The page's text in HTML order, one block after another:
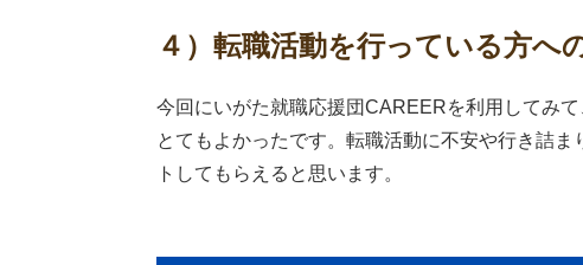
４）転職活動を行っている方へ
今回にいがた就職応援団CAREERを利用してみ
とてもよかったです。転職活動に不安や行き詰
トしてもらえると思います。